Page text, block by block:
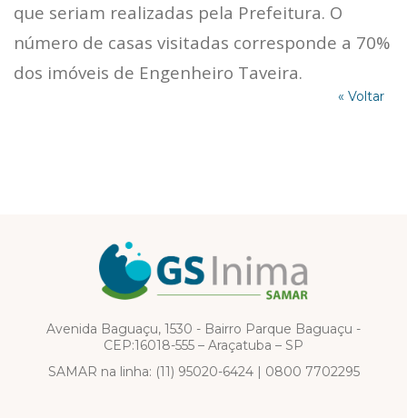
que seriam realizadas pela Prefeitura. O
número de casas visitadas corresponde a 70%
dos imóveis de Engenheiro Taveira.
« Voltar
Avenida Baguaçu, 1530 - Bairro Parque Baguaçu -
CEP:16018-555 – Araçatuba – SP
SAMAR na linha: (11) 95020-6424| 0800 7702295